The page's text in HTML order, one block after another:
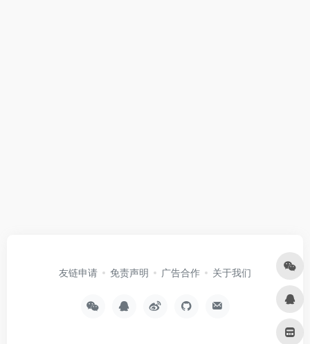
友链申请 免责声明 广告合作 关于我们